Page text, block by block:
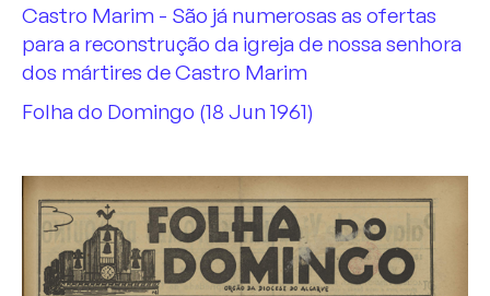
Castro Marim - São já numerosas as ofertas
para a reconstrução da igreja de nossa senhora
dos mártires de Castro Marim
Folha do Domingo (18 Jun 1961)